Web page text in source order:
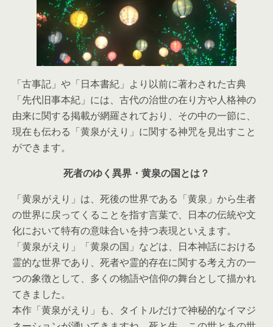
「古事記」や「日本書紀」より以前に著わされた古典
「先代旧事本紀」には、古代の治世の在り方や人格神の
由来に関する掲載が網羅されており、その中の一節に、
現在も伝わる「黄泉がえり」に関する神咒を見出すこと
ができます。
死者のゆく異界・黄泉の国とは？
「黄泉がえり」は、死後の世界である「黄泉」から生者
の世界に戻ってくることを指す言葉で、日本の伝統や文
化において特有の意味合いを持つ表現といえます。
「黄泉がえり」「黄泉の国」などは、日本神話における
霊的な世界であり、死者や霊的存在に関する考え方の一
つの象徴として、多くの物語や信仰の舞台として描かれ
てきました。
本作「黄泉がえり」も、タイトルだけで神秘的なイマジ